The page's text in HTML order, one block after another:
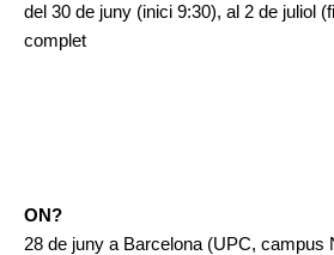
del 30 de juny (inici 9:30), al 2 de juliol
complet
ON?
28 de juny a Barcelona (UPC, campus